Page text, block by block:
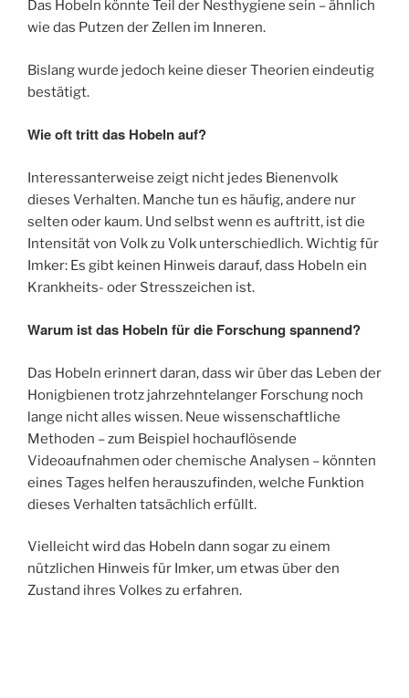
Das Hobeln könnte Teil der Nesthygiene sein – ähnlich
wie das Putzen der Zellen im Inneren.
Bislang wurde jedoch keine dieser Theorien eindeutig
bestätigt.
Wie oft tritt das Hobeln auf?
Interessanterweise zeigt nicht jedes Bienenvolk
dieses Verhalten. Manche tun es häufig, andere nur
selten oder kaum. Und selbst wenn es auftritt, ist die
Intensität von Volk zu Volk unterschiedlich. Wichtig für
Imker: Es gibt keinen Hinweis darauf, dass Hobeln ein
Krankheits- oder Stresszeichen ist.
Warum ist das Hobeln für die Forschung spannend?
Das Hobeln erinnert daran, dass wir über das Leben der
Honigbienen trotz jahrzehntelanger Forschung noch
lange nicht alles wissen. Neue wissenschaftliche
Methoden – zum Beispiel hochauflösende
Videoaufnahmen oder chemische Analysen – könnten
eines Tages helfen herauszufinden, welche Funktion
dieses Verhalten tatsächlich erfüllt.
Vielleicht wird das Hobeln dann sogar zu einem
nützlichen Hinweis für Imker, um etwas über den
Zustand ihres Volkes zu erfahren.